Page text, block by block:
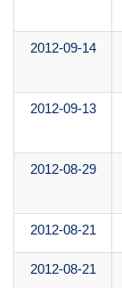
2012-09-14
2012-09-13
2012-08-29
2012-08-21
2012-08-21